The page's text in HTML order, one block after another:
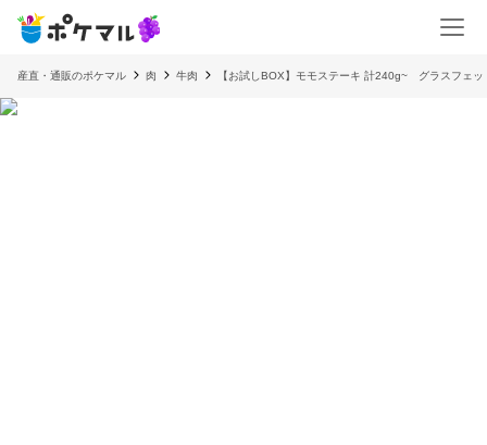
産直・通販のポケマル 肉 牛肉 【お試しBOX】モモステーキ 計240g~ グラスフェッ